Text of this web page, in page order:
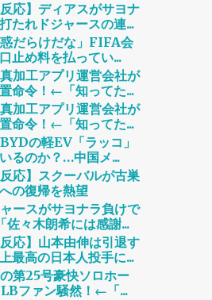
反応】ディアスがサヨナ
たれドジャースの連...
だらけだな」FIFA会
止め料を払ってい...
加工アプリ運営会社が
命令！←「知ってた...
加工アプリ運営会社が
命令！←「知ってた...
の軽EV「ラッコ」
るのか？…中国メ...
反応】スクーバルが古巣
の復帰を熱望
ースがサヨナラ負けで
々木朗希には感謝...
反応】山本由伸は引退す
最高の日本人投手に...
第25号豪快ソロホー
ファン騒然！←「...